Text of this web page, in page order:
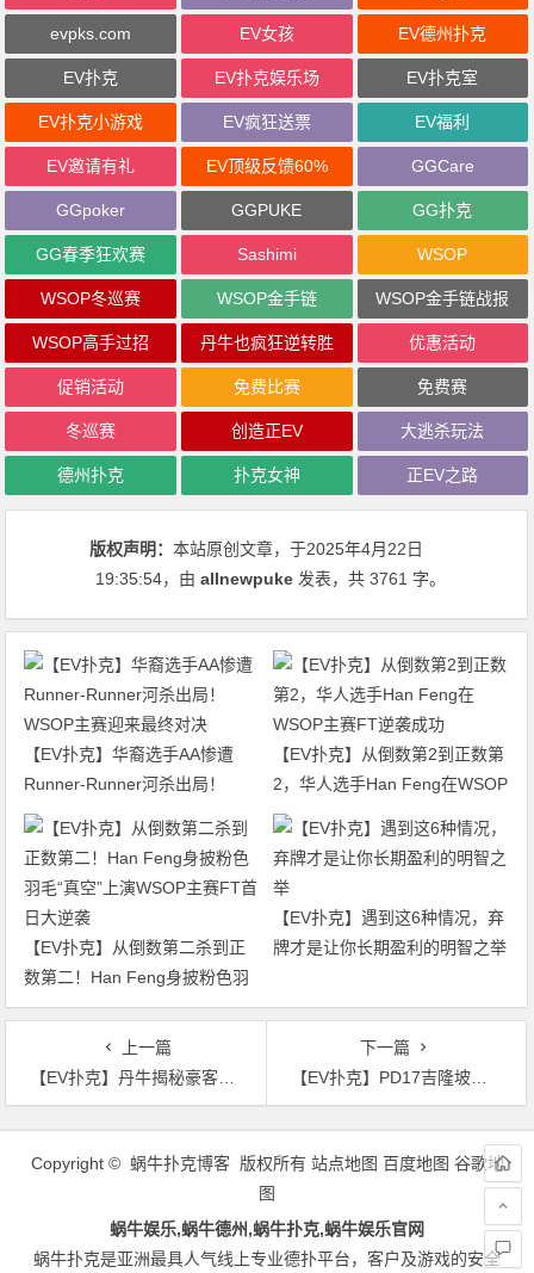
evpks.com EV女孩 EV德州扑克
EV扑克 EV扑克娱乐场 EV扑克室
EV扑克小游戏 EV疯狂送票 EV福利
EV邀请有礼 EV顶级反馈60% GGCare
GGpoker GGPUKE GG扑克
GG春季狂欢赛 Sashimi WSOP
WSOP冬巡赛 WSOP金手链 WSOP金手链战报
WSOP高手过招 丹牛也疯狂逆转胜 优惠活动
促销活动 免费比赛 免费赛
冬巡赛 创造正EV 大逃杀玩法
德州扑克 扑克女神 正EV之路
版权声明：本站原创文章，于2025年4月22日
19:35:54，由allnewpuke 发表，共 3761 字。
【EV扑克】华裔选手AA惨遭
Runner-Runner河杀出局！
WSOP主赛迎来最终对决
【EV扑克】从倒数第2到正数第
2，华人选手Han Feng在WSOP
主赛FT逆袭成功
【EV扑克】从倒数第二杀到正
数第二！Han Feng身披粉色羽
毛“真空”上演WSOP主赛FT首日
【EV扑克】遇到这6种情况，弃
牌才是让你长期盈利的明智之举
上一篇
【EV扑克】丹牛揭秘豪客赛选手的真实盈利，奖金收入只是“海市蜃楼”
下一篇
【EV扑克】PD17吉隆坡站 | 中国VS新加坡！天顺碰葫芦，新加坡王鼎翔逆袭豪取大金龙！QQPK战队KEN获赏金豪客赛冠军！
文
Copyright © 蜗牛扑克博客 版权所有 站点地图 百度地图 谷歌地
图
蜗牛娱乐,蜗牛德州,蜗牛扑克,蜗牛娱乐官网
蜗牛扑克是亚洲最具人气线上专业德扑平台，客户及游戏的安全